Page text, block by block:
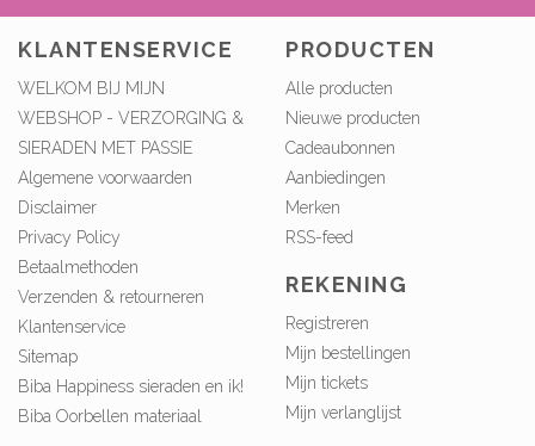
KLANTENSERVICE
WELKOM BIJ MIJN
WEBSHOP - VERZORGING &
SIERADEN MET PASSIE
Algemene voorwaarden
Disclaimer
Privacy Policy
Betaalmethoden
Verzenden & retourneren
Klantenservice
Sitemap
Biba Happiness sieraden en ik!
Biba Oorbellen materiaal
PRODUCTEN
Alle producten
Nieuwe producten
Cadeaubonnen
Aanbiedingen
Merken
RSS-feed
REKENING
Registreren
Mijn bestellingen
Mijn tickets
Mijn verlanglijst